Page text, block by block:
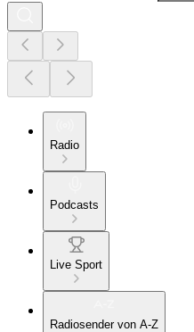
Radio
Podcasts
Live Sport
Radiosender von A-Z